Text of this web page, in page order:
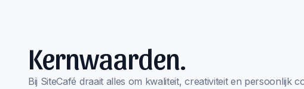
Kernwaarden.
Bij SiteCafé draait alles om kwaliteit, creativiteit en persoonlijk